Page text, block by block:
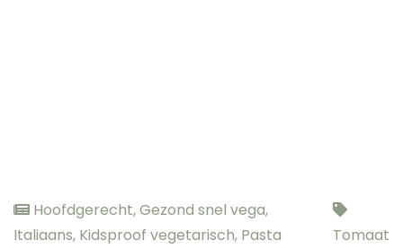
Hoofdgerecht,Gezond snel vega,
Italiaans, Kidsproof vegetarisch, Pasta Tomaat